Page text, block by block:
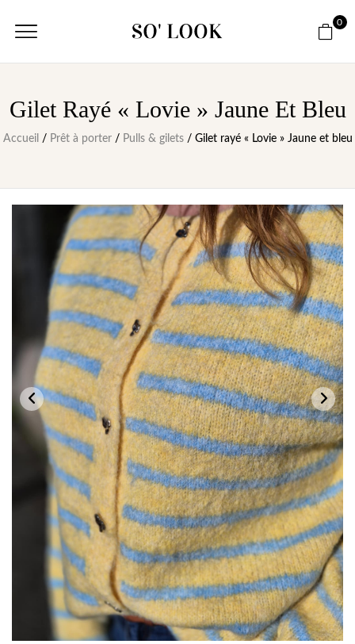
0
Gilet Rayé « Lovie » Jaune Et Bleu
Accueil / Prêt à porter/ Pulls & gilets/ Gilet rayé « Lovie » Jaune et bleu